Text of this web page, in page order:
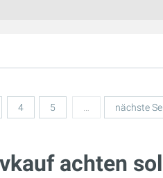
4 5 … nächste
achten